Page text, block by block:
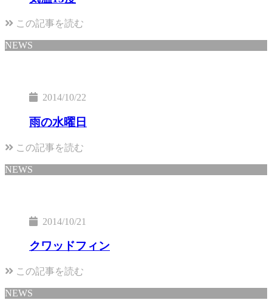
この記事を読む
NEWS
2014/10/22
雨の水曜日
この記事を読む
NEWS
2014/10/21
クワッドフィン
この記事を読む
NEWS